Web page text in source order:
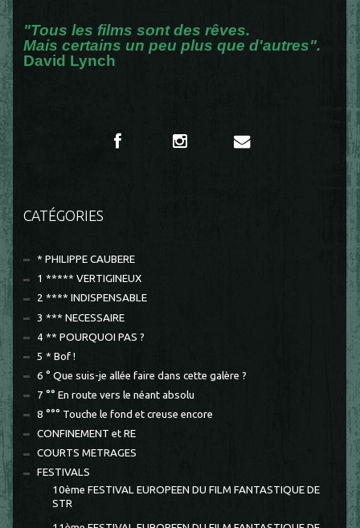
"Tous les films sont des rêves.
Mais certains un peu plus que d'autres".
David Lynch
CATÉGORIES
* PHILIPPE CAUBERE
1 ***** VERTIGINEUX
2 **** INDISPENSABLE
3 *** NECESSAIRE
4 ** POURQUOI PAS ?
5 * Bof !
6 ° Que suis-je allée faire dans cette galère ?
7 °° En route vers le néant absolu
8 °°° Touche le fond et creuse encore
CONFINEMENT et RE
COURTS METRAGES
FESTIVALS
10ème FESTIVAL EUROPEEN DU FILM FANTASTIQUE DE
STR